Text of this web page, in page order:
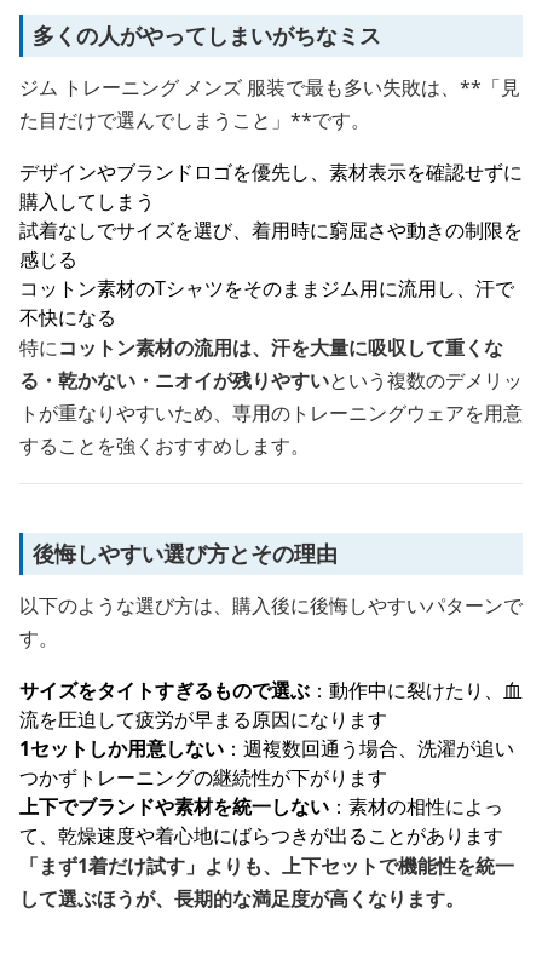
多くの人がやってしまいがちなミス
ジム トレーニング メンズ 服装で最も多い失敗は、**「見
た目だけで選んでしまうこと」**です。
デザインやブランドロゴを優先し、素材表示を確認せずに
購入してしまう
試着なしでサイズを選び、着用時に窮屈さや動きの制限を
感じる
コットン素材のTシャツをそのままジム用に流用し、汗で
不快になる
特にコットン素材の流用は、汗を大量に吸収して重くな
る・乾かない・ニオイが残りやすいという複数のデメリッ
トが重なりやすいため、専用のトレーニングウェアを用意
することを強くおすすめします。
後悔しやすい選び方とその理由
以下のような選び方は、購入後に後悔しやすいパターンで
す。
サイズをタイトすぎるもので選ぶ ：動作中に裂けたり、血
流を圧迫して疲労が早まる原因になります
1セットしか用意しない ：週複数回通う場合、洗濯が追い
つかずトレーニングの継続性が下がります
上下でブランドや素材を統一しない ：素材の相性によっ
て、乾燥速度や着心地にばらつきが出ることがあります
「まず1着だけ試す」よりも、上下セットで機能性を統一
して選ぶほうが、長期的な満足度が高くなります。